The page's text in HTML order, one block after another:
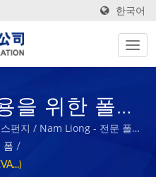
한국어
을 위한 폴리
- 전문 폴
조업체.
펀지 / Nam Liong - 전문 폴리
폼 /